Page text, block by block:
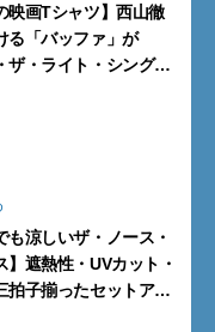
映画Tシャツ】西山徹
る「バッファ」が
ザ・ライト・シング』
も涼しいザ・ノース・
】遮熱性・UVカット・
拍子揃ったセットアッ